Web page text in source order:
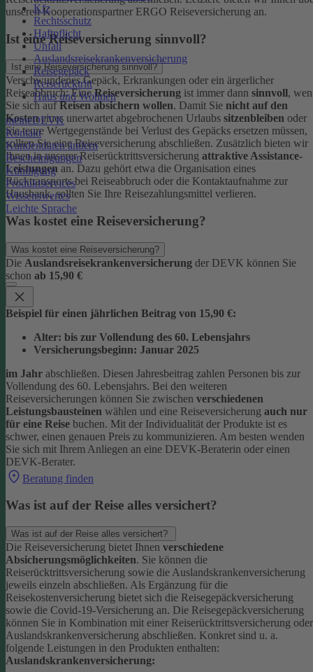
Kfz
Rechtsschutz
Haftpflicht
Unfall
Auslandsreisekrankenversicherung
Reisegepäck
Reiserücktritt
Haus und Wohnen
meineDEVK
Kontakt
Kundendaten ändern
Bescheinigungen
Kündigung
Produktservices
Wissenswertes
Leichte Sprache
unseren Kooperationspartner ERGO Reiseversicherung an.
Ist eine Reiseversicherung sinnvoll?
Ist eine Reiseversicherung sinnvoll?
Verschwundenes Gepäck, Erkrankungen oder ein ärgerlicher
Reiseabbruch: EineReiseversicherung ist immer dann sinnvoll,
Sie sich aufReisen absichern wollen. Damit Sie nicht auf den
Kosteneines unerwartet abgebrochenen Urlaubs sitzenbleiben oder
Sie teure Wertgegenstände bei Verlust des Gepäcks ersetzen müssen,
sollten Sie eine Reiseversicherung abschließen. Zusätzlich bieten wir
Ihnen in unserer Reiserücktrittsversicherung attraktive Assistance-
Leistungen an. Dazu gehört etwa die Organisation eines
Rücktransports bei Reiseabbruch oder die Kontaktaufnahme zur
Hausbank, sollten Sie Ihre Reisezahlungsmittel verlieren.
Was kostet eine Reiseversicherung?
Was kostet eine Reiseversicherung?
Die Auslandsreisekrankenversicherung der DEVK können Sie
schon ab 15,90 €
Beispiel für einen jährlichen Beitrag von 15,90 €:
Alter: bis zur Vollendung des 60. Lebensjahrs
Versicherungsbeginn: Januar 2025
im Jahr abschließen. Diesen Jahresbeitrag zahlen Personen bis zur
Vollendung des 60. Lebensjahrs. Bei den weiteren
Reiseversicherungen können Sie zwischen verschiedenen
Leistungsbausteinen wählen und eine Reiseversicherung auch nur
für eine Reise buchen. Mit der Individualität der Produkte ist es
schwer, einen genauen Preis zu kommunizieren. Am besten wenden
Sie sich mit Ihrem Anliegen an eine DEVK-Beraterin oder einen
DEVK-Berater.
Beratung finden
Was ist auf der Reise alles versichert?
Was ist auf der Reise alles versichert?
Die Reiseversicherung bietet Ihnen verschiedene
Absicherungsmöglichkeiten. Sie können die
Reiserücktrittsversicherung sowie die Auslandskrankenversicherung
jeweils einzeln abschließen. Als Ergänzung für die
Reisekostenversicherung bietet sich die Reisegepäckversicherung
sowie die Covid-19-Versicherung an. Die Reisegepäckversicherung
können Sie in Kombination mit einer Reiserücktrittsversicherung oder
Auslandskrankenversicherung abschließen. Konkret sind u. a.
folgende Leistungen in den Produkten enthalten:
Auslandskrankenversicherung: